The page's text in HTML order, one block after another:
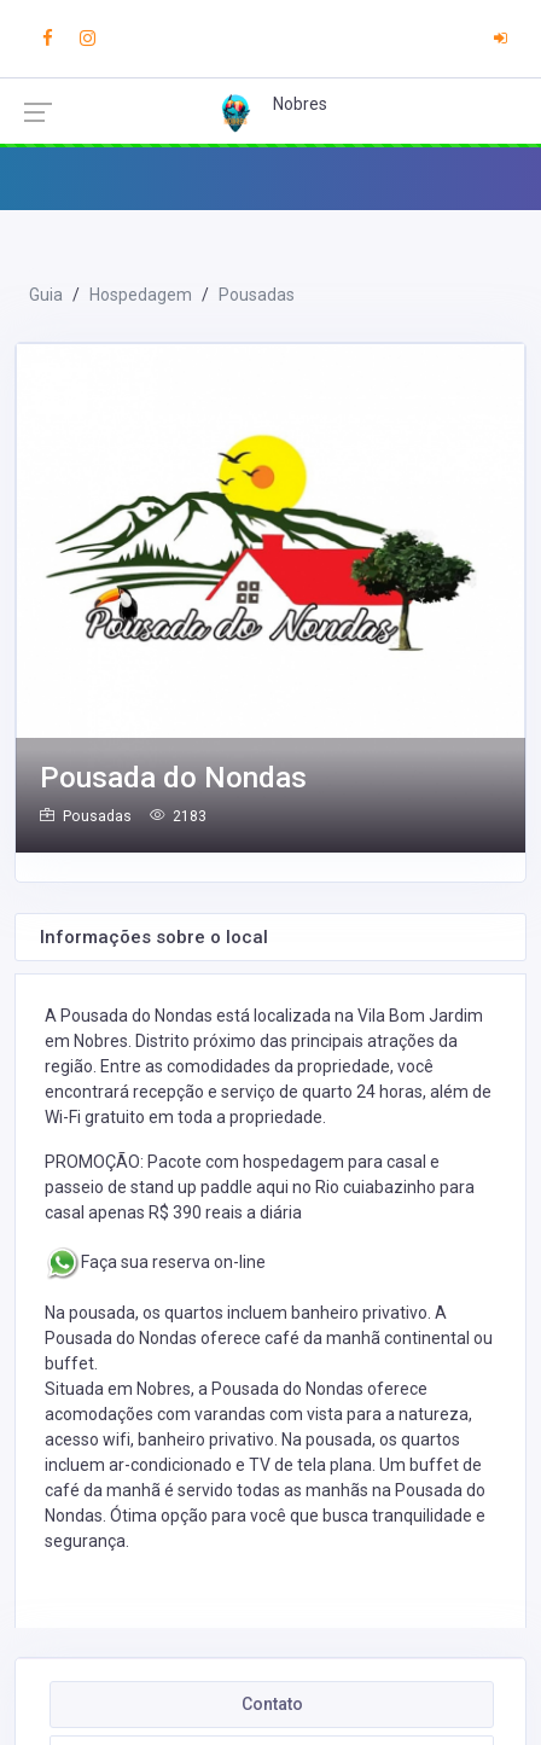
Nobres
Guia Hospedagem Pousadas
Pousada do Nondas
Pousadas 2183
Informações sobre o local
A Pousada do Nondas está localizada na Vila Bom Jardim
em Nobres. Distrito próximo das principais atrações da
região. Entre as comodidades da propriedade, você
encontrará recepção e serviço de quarto 24 horas, além de
Wi-Fi gratuito em toda a propriedade.
PROMOÇÃO: Pacote com hospedagem para casal e
passeio de stand up paddle aqui no Rio cuiabazinho para
casal apenas R$ 390 reais a diária
Faça sua reserva on-line
Na pousada, os quartos incluem banheiro privativo. A
Pousada do Nondas oferece café da manhã continental ou
buffet.
Situada em Nobres, a Pousada do Nondas oferece
acomodações com varandas com vista para a natureza,
acesso wifi, banheiro privativo. Na pousada, os quartos
incluem ar-condicionado e TV de tela plana. Um buffet de
café da manhã é servido todas as manhãs na Pousada do
Nondas. Ótima opção para você que busca tranquilidade e
segurança.
Contato